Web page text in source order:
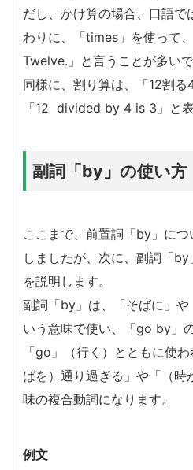
だし、かけ算の場合、口語
わりに、「times」を使って
Twelve.」と言うことが多いで
同様に、割り算は、「12割
「12 divided by 4 is 3」と表
副詞「by」の使い方
ここまで、前置詞「by」に
しましたが、次に、副詞「
を説明します。
副詞「by」は、「そばに」や
いう意味で使い、「go by」
「go」（行く）とともに使
ばを）通り過ぎる」や「（時
味の複合動詞になります。
例文